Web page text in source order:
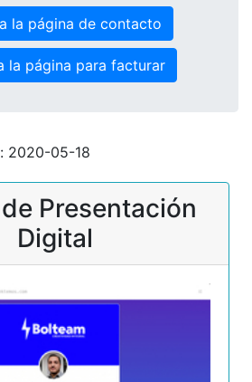
la página de contacto
la página para facturar
2020-05-18
Presentación
Digital